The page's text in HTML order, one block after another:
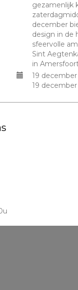
gezamenlijk
december
design in de
sfeervolle
Sint
in
19
19 december